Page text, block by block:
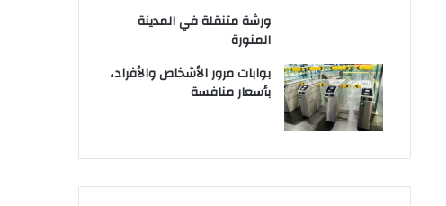
ورشة متنقلة في المدينة
المنورة
بوابات مرور الأشخاص والأفراد،
بأسعار منافسة